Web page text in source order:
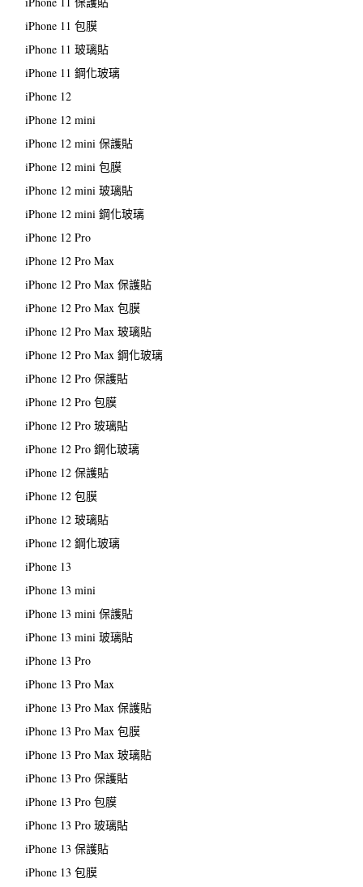
iPhone 11 包膜
iPhone 11 玻璃貼
iPhone 11 鋼化玻璃
iPhone 12
iPhone 12 mini
iPhone 12 mini 保護貼
iPhone 12 mini 包膜
iPhone 12 mini 玻璃貼
iPhone 12 mini 鋼化玻璃
iPhone 12 Pro
iPhone 12 Pro Max
iPhone 12 Pro Max 保護貼
iPhone 12 Pro Max 包膜
iPhone 12 Pro Max 玻璃貼
iPhone 12 Pro Max 鋼化玻璃
iPhone 12 Pro 保護貼
iPhone 12 Pro 包膜
iPhone 12 Pro 玻璃貼
iPhone 12 Pro 鋼化玻璃
iPhone 12 保護貼
iPhone 12 包膜
iPhone 12 玻璃貼
iPhone 12 鋼化玻璃
iPhone 13
iPhone 13 mini
iPhone 13 mini 保護貼
iPhone 13 mini 玻璃貼
iPhone 13 Pro
iPhone 13 Pro Max
iPhone 13 Pro Max 保護貼
iPhone 13 Pro Max 包膜
iPhone 13 Pro Max 玻璃貼
iPhone 13 Pro 保護貼
iPhone 13 Pro 包膜
iPhone 13 Pro 玻璃貼
iPhone 13 保護貼
iPhone 13 包膜